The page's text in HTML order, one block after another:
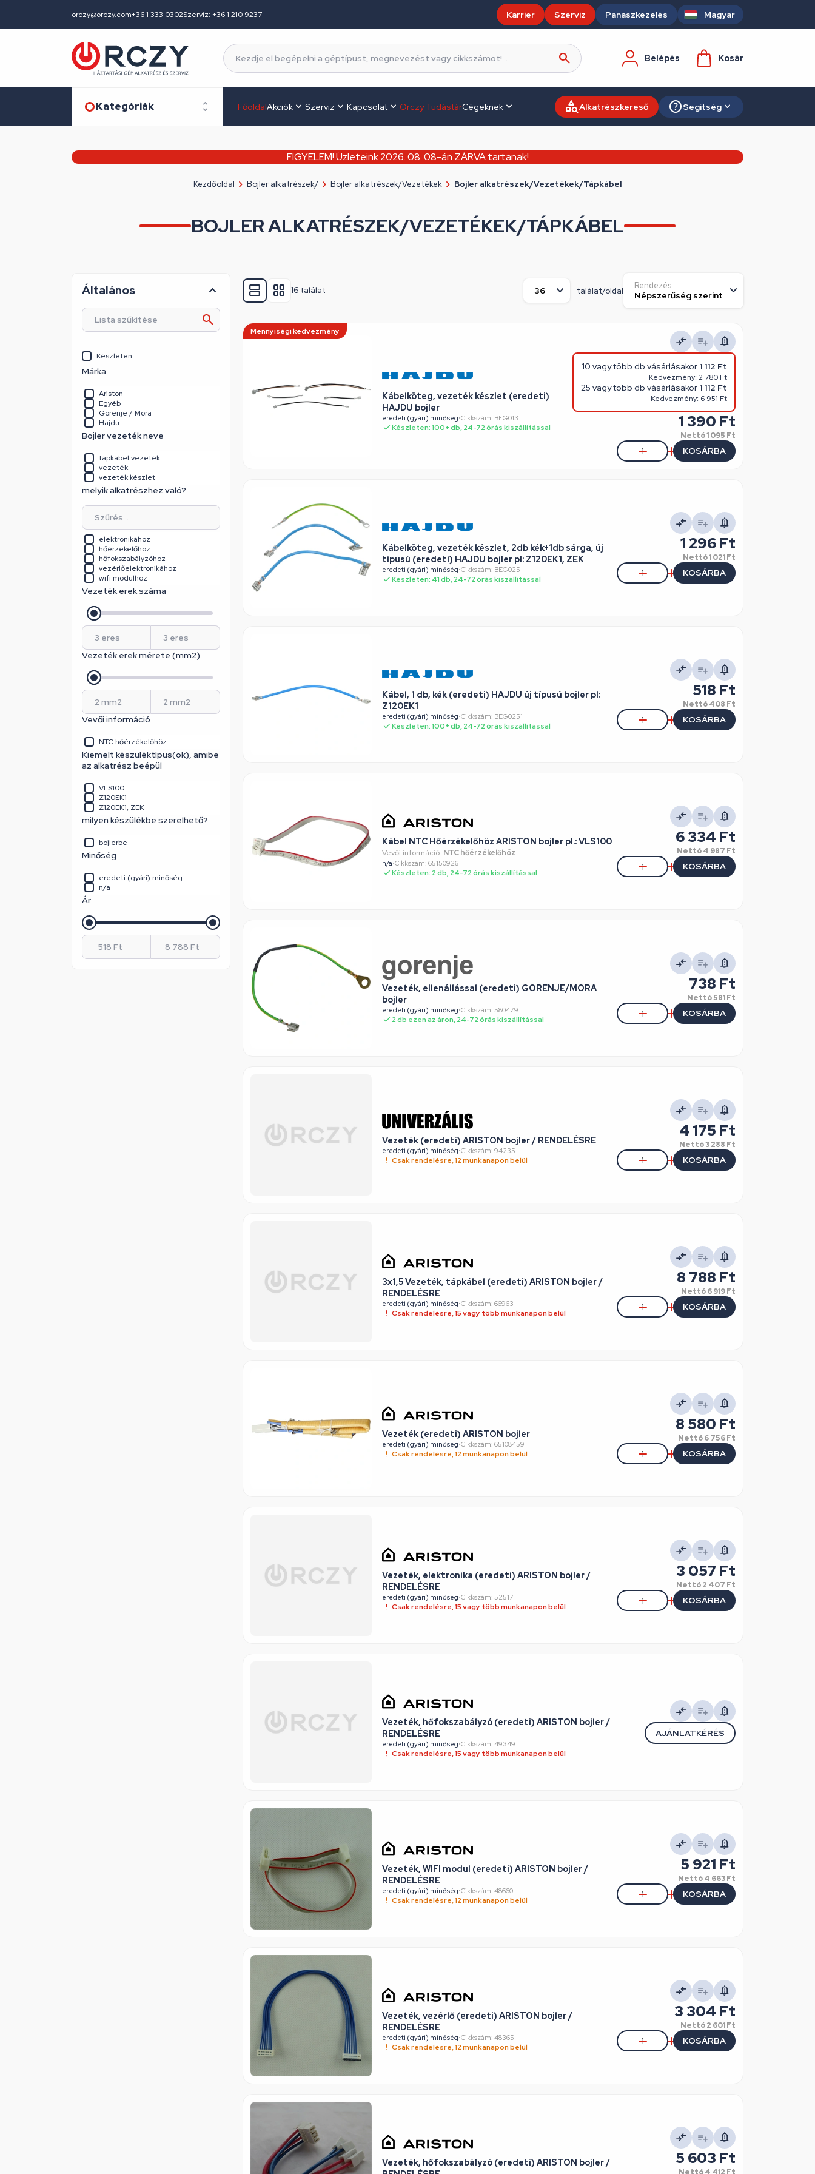
orczy@orczy.com+36 1 333 0302Szerviz: +36 1 210 9237 Karrier Szerviz Panaszkezelés Magyar
Belépés Kosár
Kategóriák FőoldalAkciók Szerviz Kapcsolat Orczy TudástárCégeknek Alkatrészkereső Segítség
FIGYELEM! Üzleteink 2026. 08. 08-án ZÁRVA tartanak!
Kezdőoldal Bojler alkatrészek/ Bojler alkatrészek/Vezetékek Bojler alkatrészek/Vezetékek/Tápkábel
BOJLER ALKATRÉSZEK/VEZETÉKEK/TÁPKÁBEL
16 találat találat/oldal
Rendezés:
Mennyiségi kedvezmény
Kábelköteg, vezeték készlet (eredeti)
HAJDU bojler
eredeti (gyári) minőség•Cikkszám: BEG013
Készleten: 100+ db, 24-72 órás kiszállítással
10 vagy több db vásárlásakor 1 112 Ft
Kedvezmény: 2 780 Ft
25 vagy több db vásárlásakor 1 112 Ft
Kedvezmény: 6 951 Ft
1 390 Ft
Nettó1 095 Ft
KOSÁRBA
Kábelköteg, vezeték készlet, 2db kék+1db sárga, új
típusú (eredeti) HAJDU bojler pl: Z120EK1, ZEK
eredeti (gyári) minőség•Cikkszám: BEG025
Készleten: 41 db, 24-72 órás kiszállítással
1 296 Ft
Nettó1 021 Ft
KOSÁRBA
Kábel, 1 db, kék (eredeti) HAJDU új típusú bojler pl:
Z120EK1
eredeti (gyári) minőség•Cikkszám: BEG0251
Készleten: 100+ db, 24-72 órás kiszállítással
518 Ft
Nettó408 Ft
KOSÁRBA
Kábel NTC Hőérzékelőhöz ARISTON bojler pl.: VLS100
Vevői információ: NTC hőérzékelőhöz
n/a•Cikkszám: 65150926
Készleten: 2 db, 24-72 órás kiszállítással
6 334 Ft
Nettó4 987 Ft
KOSÁRBA
Vezeték, ellenállással (eredeti) GORENJE/MORA
bojler
eredeti (gyári) minőség•Cikkszám: 580479
2 db ezen az áron, 24-72 órás kiszállítással
738 Ft
Nettó581 Ft
KOSÁRBA
Vezeték (eredeti) ARISTON bojler / RENDELÉSRE
eredeti (gyári) minőség•Cikkszám: 94235
Csak rendelésre, 12 munkanapon belül
4 175 Ft
Nettó3 288 Ft
KOSÁRBA
3x1,5 Vezeték, tápkábel (eredeti) ARISTON bojler /
RENDELÉSRE
eredeti (gyári) minőség•Cikkszám: 66963
Csak rendelésre, 15 vagy több munkanapon belül
8 788 Ft
Nettó6 919 Ft
KOSÁRBA
Vezeték (eredeti) ARISTON bojler
eredeti (gyári) minőség•Cikkszám: 65108459
Csak rendelésre, 12 munkanapon belül
8 580 Ft
Nettó6 756 Ft
KOSÁRBA
Vezeték, elektronika (eredeti) ARISTON bojler /
RENDELÉSRE
eredeti (gyári) minőség•Cikkszám: 52517
Csak rendelésre, 15 vagy több munkanapon belül
3 057 Ft
Nettó2 407 Ft
KOSÁRBA
Vezeték, hőfokszabályzó (eredeti) ARISTON bojler /
RENDELÉSRE
eredeti (gyári) minőség•Cikkszám: 49349
Csak rendelésre, 15 vagy több munkanapon belül
AJÁNLATKÉRÉS
Vezeték, WIFI modul (eredeti) ARISTON bojler /
RENDELÉSRE
eredeti (gyári) minőség•Cikkszám: 48660
Csak rendelésre, 12 munkanapon belül
5 921 Ft
Nettó4 663 Ft
KOSÁRBA
Vezeték, vezérlő (eredeti) ARISTON bojler /
RENDELÉSRE
eredeti (gyári) minőség•Cikkszám: 48365
Csak rendelésre, 12 munkanapon belül
3 304 Ft
Nettó2 601 Ft
KOSÁRBA
Vezeték, hőfokszabályzó (eredeti) ARISTON bojler /
5 603 Ft
Általános
Készleten
Márka
Ariston
Egyéb
Gorenje / Mora
Hajdu
Bojler vezeték neve
tápkábel vezeték
vezeték
vezeték készlet
melyik alkatrészhez való?
elektronikához
hőérzékelőhöz
hőfokszabályzóhoz
vezérlőelektronikához
wifi modulhoz
Vezeték erek száma
Vezeték erek mérete (mm2)
Vevői információ
NTC hőérzékelőhöz
Kiemelt készüléktípus(ok), amibe
az alkatrész beépül
VLS100
Z120EK1
Z120EK1, ZEK
milyen készülékbe szerelhető?
bojlerbe
Minőség
eredeti (gyári) minőség
n/a
Ár